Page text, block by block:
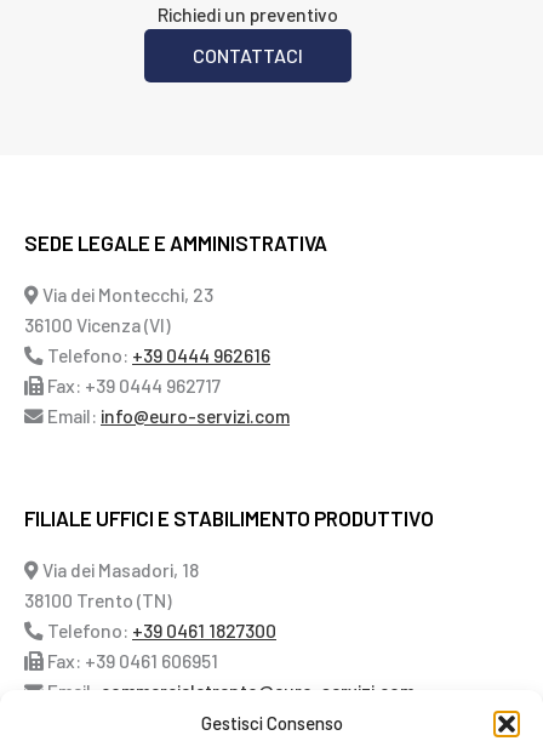
Gestisci Consenso
Richiedi un preventivo
CONTATTACI
SEDE LEGALE E AMMINISTRATIVA
Via dei Montecchi, 23
36100 Vicenza (VI)
Telefono: +39 0444 962616
Fax: +39 0444 962717
Email: info@euro-servizi.com
FILIALE UFFICI E STABILIMENTO PRODUTTIVO
Via dei Masadori, 18
38100 Trento (TN)
Telefono: +39 0461 1827300
Fax: +39 0461 606951
Email: commercialetrento@euro-servizi.com